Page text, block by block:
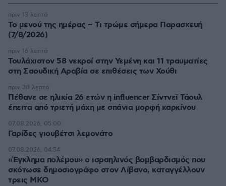
Το μενού της ημέρας – Τι τρώμε σήμερα Παρασκευή
(7/8/2026)
πριν 13 λεπτά
Τουλάχιστον 58 νεκροί στην Υεμένη και 11 τραυματίες
στη Σαουδική Αραβία σε επιθέσεις των Χούθι
πριν 16 λεπτά
Πέθανε σε ηλικία 26 ετών η influencer Σίντνεϊ Τάουλ
έπειτα από τριετή μάχη με σπάνια μορφή καρκίνου
πριν 30 λεπτά
Γαρίδες γιουβέτσι λεμονάτο
07.08.2026, 05:00
«Έγκλημα πολέμου» ο ισραηλινός βομβαρδισμός που
σκότωσε δημοσιογράφο στον Λίβανο, καταγγέλλουν
τρεις ΜΚΟ
07.08.2026, 04:54